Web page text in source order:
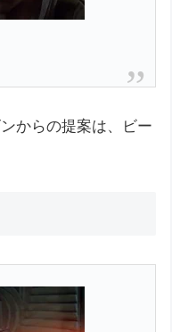
からの提案は、ビー